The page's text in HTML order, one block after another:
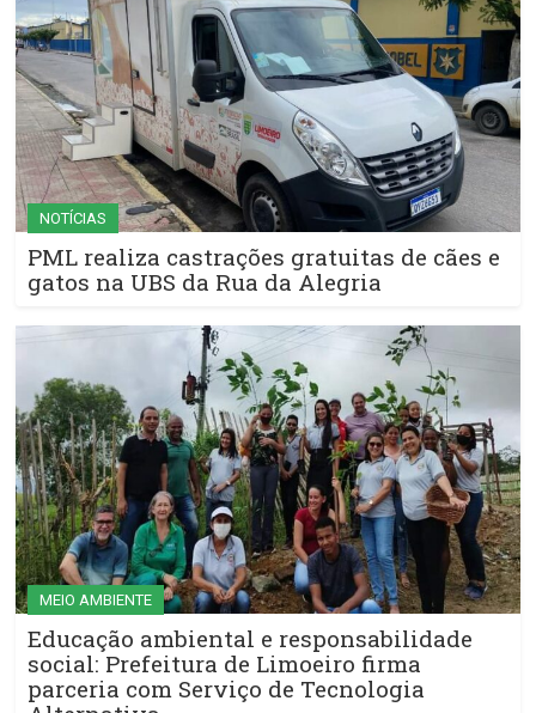
NOTÍCIAS
PML realiza castrações gratuitas de cães e
gatos na UBS da Rua da Alegria
MEIO AMBIENTE
Educação ambiental e responsabilidade
social: Prefeitura de Limoeiro firma
parceria com Serviço de Tecnologia